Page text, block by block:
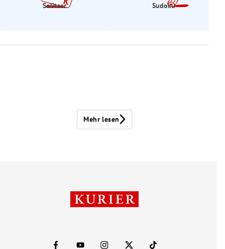
Solitaer Sudoku
Mehr lesen